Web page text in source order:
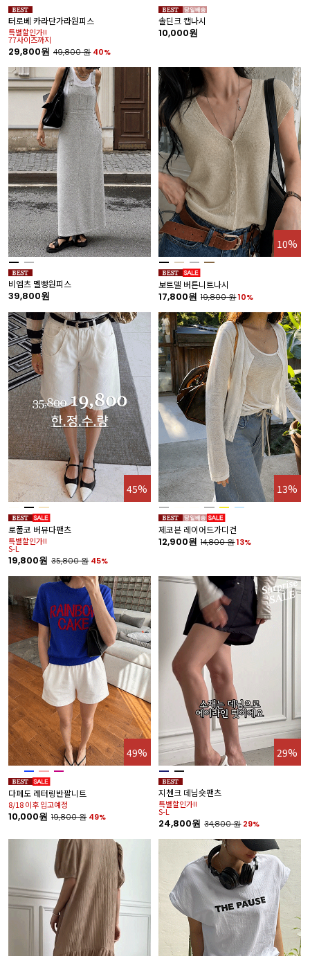
터로베 카라단가라원피스
특별할인가!!
77사이즈까지
29,800원 49,800원 40%
솔딘크 캡나시
10,000원
비엠츠 멜빵원피스
39,800원
10%
보트델 버튼니트나시
17,800원 19,800원10%
45%
로폴코 버뮤다팬츠
특별할인가!!
S-L
19,800원 35,800원 45%
13%
제코븐 레이어드가디건
12,900원 14,800원13%
49%
다페도 레터링반팔니트
8/18 이후 입고예정
10,000원 19,800원 49%
29%
지첸크 데님숏팬츠
특별할인가!!
S-L
24,800원 34,800원 29%